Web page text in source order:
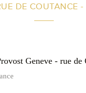
DE COUTANCE -
Geneve - rue de